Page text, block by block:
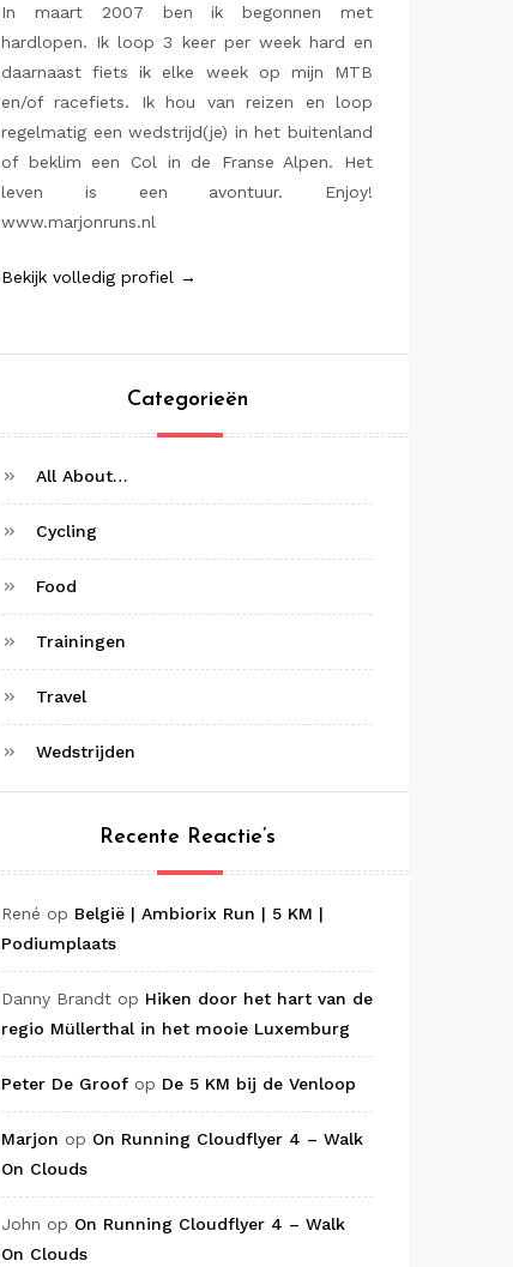
In maart 2007 ben ik begonnen met
hardlopen. Ik loop 3 keer per week hard en
daarnaast fiets ik elke week op mijn MTB
en/of racefiets. Ik hou van reizen en loop
regelmatig een wedstrijd(je) in het buitenland
of beklim een Col in de Franse Alpen. Het
leven is een avontuur. Enjoy!
www.marjonruns.nl
Bekijk volledig profiel →
Categorieën
All About…
Cycling
Food
Trainingen
Travel
Wedstrijden
Recente Reactie’s
René op België | Ambiorix Run | 5 KM |
Podiumplaats
Danny Brandt op Hiken door het hart van de
regio Müllerthal in het mooie Luxemburg
Peter De Groof op De 5 KM bij de Venloop
Marjon op On Running Cloudflyer 4 – Walk
On Clouds
John op On Running Cloudflyer 4 – Walk
On Clouds